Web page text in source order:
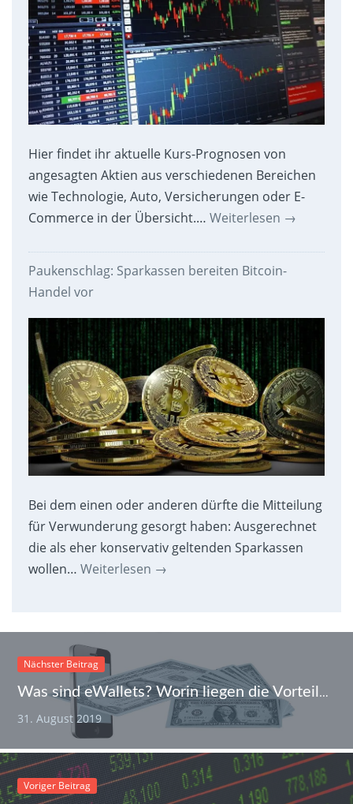
Hier findet ihr aktuelle Kurs-Prognosen von
angesagten Aktien aus verschiedenen Bereichen
wie Technologie, Auto, Versicherungen oder E-
Commerce in der Übersicht.… Weiterlesen →
Paukenschlag: Sparkassen bereiten Bitcoin-
Handel vor
Bei dem einen oder anderen dürfte die Mitteilung
für Verwunderung gesorgt haben: Ausgerechnet
die als eher konservativ geltenden Sparkassen
wollen… Weiterlesen →
Nächster Beitrag
Was sind eWallets? Worin liegen die Vorteile für den Verbraucher?
31. August 2019
Voriger Beitrag